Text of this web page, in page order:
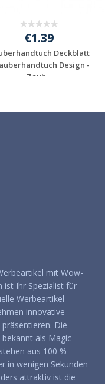
€1.39
Deckblatt
Design -
Zaub...
anfragen
mit Wow-
ist Ihr Spezialist für
Werbeartikel
innovative
Die
als Magic
aus 100 %
in wenigen Sekunden
attraktiv ist die